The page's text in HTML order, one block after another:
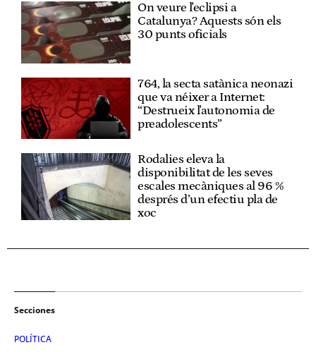
On veure l'eclipsi a
Catalunya? Aquests són els
30 punts oficials
764, la secta satànica neonazi
que va néixer a Internet:
“Destrueix l'autonomia de
preadolescents”
Rodalies eleva la
disponibilitat de les seves
escales mecàniques al 96 %
després d’un efectiu pla de
xoc
Secciones
POLÍTICA